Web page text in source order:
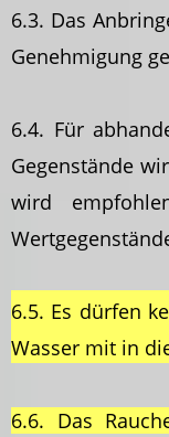
6.3. Das
Genehmigung
6.4. Für
Gegenstände
wird
6.5. Es dürfen
Wasser mit in
6.6. Das